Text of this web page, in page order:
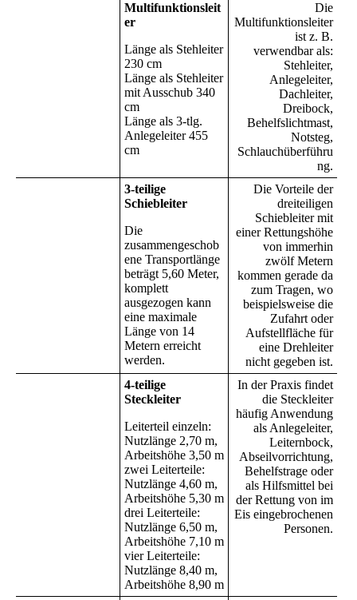
Multifunktionsleit
er
Länge als Stehleiter
230 cm
Länge als Stehleiter
mit Ausschub 340
cm
Länge als 3-tlg.
Anlegeleiter 455
cm
Die
Multifunktionsleiter
ist z. B.
verwendbar als:
Stehleiter,
Anlegeleiter,
Dachleiter,
Dreibock,
Behelfslichtmast,
Notsteg,
Schlauchüberführu
ng.
3-teilige
Schiebleiter
Die
zusammengeschob
ene Transportlänge
beträgt 5,60 Meter,
komplett
ausgezogen kann
eine maximale
Länge von 14
Metern erreicht
werden.
Die Vorteile der
dreiteiligen
Schiebleiter mit
einer Rettungshöhe
von immerhin
zwölf Metern
kommen gerade da
zum Tragen, wo
beispielsweise die
Zufahrt oder
Aufstellfläche für
eine Drehleiter
nicht gegeben ist.
4-teilige
Steckleiter
Leiterteil einzeln:
Nutzlänge 2,70 m,
Arbeitshöhe 3,50 m
zwei Leiterteile:
Nutzlänge 4,60 m,
Arbeitshöhe 5,30 m
drei Leiterteile:
Nutzlänge 6,50 m,
Arbeitshöhe 7,10 m
vier Leiterteile:
Nutzlänge 8,40 m,
Arbeitshöhe 8,90 m
In der Praxis findet
die Steckleiter
häufig Anwendung
als Anlegeleiter,
Leiternbock,
Abseilvorrichtung,
Behelfstrage oder
als Hilfsmittel bei
der Rettung von im
Eis eingebrochenen
Personen.